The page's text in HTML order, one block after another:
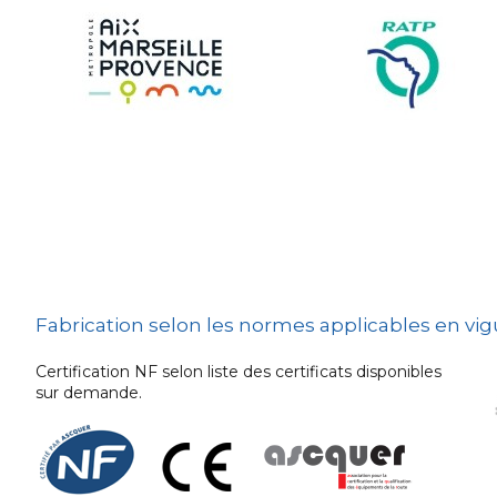
Urban
embarquée
Fabrication selon les normes applicables en
Certification NF selon liste des certificats disponibles
sur demande.